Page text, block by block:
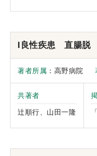
Ⅰ良性疾患 直腸脱
著者所属 ：高野病院
共著者
辻順行、山田一隆